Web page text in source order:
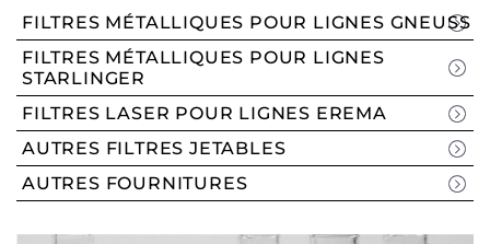
FILTRES MÉTALLIQUES POUR LIGNES GNEUSS
FILTRES MÉTALLIQUES POUR LIGNES
STARLINGER
FILTRES LASER POUR LIGNES EREMA
AUTRES FILTRES JETABLES
AUTRES FOURNITURES